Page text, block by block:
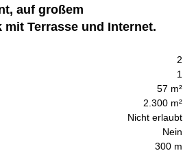
auf großem
Terrasse und Internet.
2
1
57 m²
2.300 m²
Nicht erlaubt
Nein
300 m